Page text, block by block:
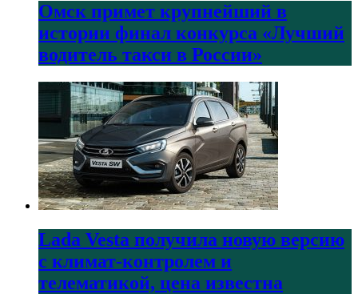
Омск примет крупнейший в
истории финал конкурса «Лучший
водитель такси в России»
Lada Vesta получила новую версию
с климат-контролем и
телематикой, цена известна